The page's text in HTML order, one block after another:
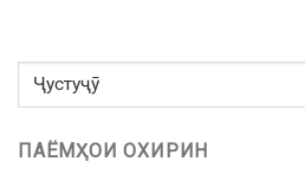
ПАЁМҲОИ ОХИРИН